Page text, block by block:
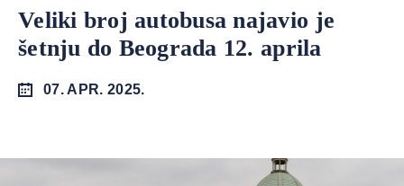
Veliki broj autobusa najavio je
šetnju do Beograda 12. aprila
07. APR. 2025.